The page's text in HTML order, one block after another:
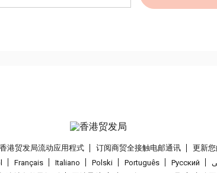
香港贸发局流动应用程式 订阅商贸全接触电邮通讯 更新
Français Italiano Polski Português Pусский